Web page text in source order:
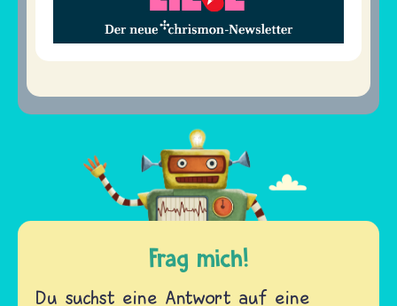
Frag mich!
Du suchst eine Antwort auf eine